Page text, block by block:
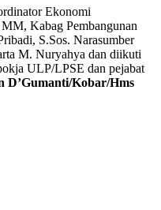
Ekonomi
Kabag Pembangunan
S.Sos. Narasumber
M. Nuryahya dan diikuti
ULP/LPSE dan pejabat
D’Gumanti/Kobar/Hms